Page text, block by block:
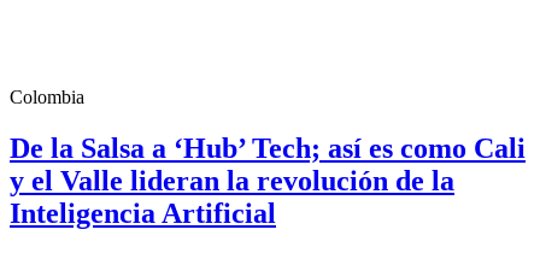
Colombia
De la Salsa a ‘Hub’ Tech; así es como Cali
y el Valle lideran la revolución de la
Inteligencia Artificial